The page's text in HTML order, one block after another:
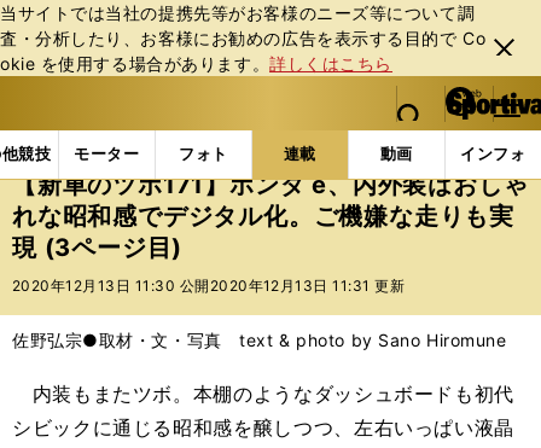
当サイトでは当社の提携先等がお客様のニーズ等について調
査・分析したり、お客様にお勧めの広告を表⽰する⽬的で Co
okie を使⽤する場合があります。詳しくはこちら
閉じ
る
web Sportiva (webスポルティーバ)
検索
マイペ
ー
ジ
メニュ
競技 モーター フォト 連載 動画 インフォ
b
ス
ポ
ル
テ
ー
バ
連載コラム 新車のツボ 【新車のツボ171】ホンダ
【新車のツボ171】ホンダ e、内外装はおしゃ
れな昭和感でデジタル化。ご機嫌な走りも実
現 (3ページ目)
2020年12月13日 11:30 公開 2020年12月13日 11:31 更新
佐野弘宗●取材・文・写真 text & photo by Sano Hiromune
内装もまたツボ。本棚のようなダッシュボードも初代
シビックに通じる昭和感を醸しつつ、左右いっぱい液晶